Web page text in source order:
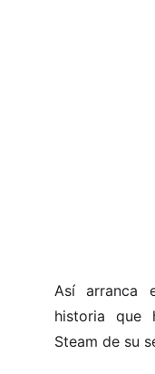
Así arranca
historia
Steam de su